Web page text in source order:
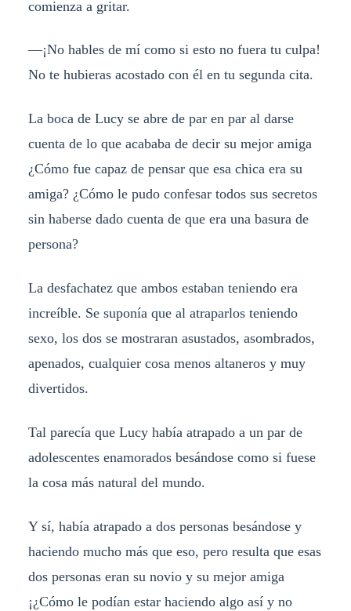
comienza a gritar.
—¡No hables de mí como si esto no fuera tu culpa!
No te hubieras acostado con él en tu segunda cita.
La boca de Lucy se abre de par en par al darse
cuenta de lo que acababa de decir su mejor amiga
¿Cómo fue capaz de pensar que esa chica era su
amiga? ¿Cómo le pudo confesar todos sus secretos
sin haberse dado cuenta de que era una basura de
persona?
La desfachatez que ambos estaban teniendo era
increíble. Se suponía que al atraparlos teniendo
sexo, los dos se mostraran asustados, asombrados,
apenados, cualquier cosa menos altaneros y muy
divertidos.
Tal parecía que Lucy había atrapado a un par de
adolescentes enamorados besándose como si fuese
la cosa más natural del mundo.
Y sí, había atrapado a dos personas besándose y
haciendo mucho más que eso, pero resulta que esas
dos personas eran su novio y su mejor amiga
¡¿Cómo le podían estar haciendo algo así y no